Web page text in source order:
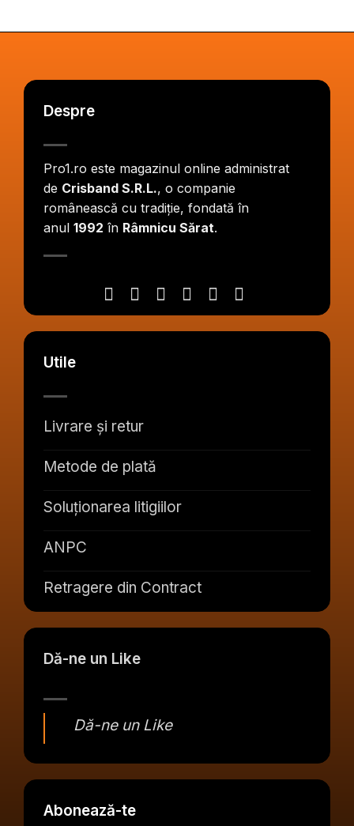
Despre
Pro1.ro este magazinul online administrat
de Crisband S.R.L., o companie
românească cu tradiție, fondată în
anul 1992 în Râmnicu Sărat.
Utile
Livrare și retur
Metode de plată
Soluționarea litigiilor
ANPC
Retragere din Contract
Dă-ne un Like
Dă-ne un Like
Abonează-te